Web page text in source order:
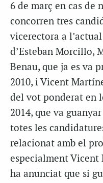
6 de març en cas de
concorren tres
vicerectora a
d’Esteban Morcillo,
Benau, que ja es va
2010, i Vicent
del vot ponderat en
2014, que va
totes les
relacionat amb el
especialment Vicent
ha anunciat que si